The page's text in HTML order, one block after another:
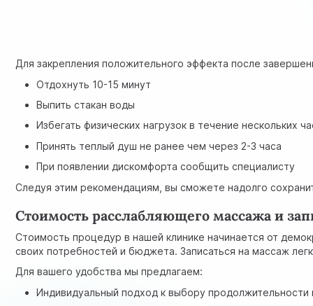
Для закрепления положительного эффекта после
Отдохнуть 10-15 минут
Выпить стакан воды
Избегать физических нагрузок в течение нескольких
Принять теплый душ не ранее чем через 2-3 часа
При появлении дискомфорта сообщить специалисту
Следуя этим рекомендациям, вы сможете надолго
Стоимость расслабляющего массажа и
Стоимость процедур в нашей клинике начинается от
своих потребностей и бюджета. Записаться на массаж
Для вашего удобства мы предлагаем:
Индивидуальный подход к выбору